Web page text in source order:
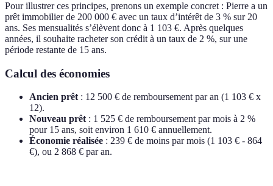
Pour illustrer ces principes, prenons un exemple concret : Pierre a un
prêt immobilier de 200 000 € avec un taux d’intérêt de 3 % sur 20
ans. Ses mensualités s’élèvent donc à 1 103 €. Après quelques
années, il souhaite racheter son crédit à un taux de 2 %, sur une
période restante de 15 ans.
Calcul des économies
Ancien prêt: 12 500 € de remboursement par an (1 103 € x
12).
Nouveau prêt: 1 525 € de remboursement par mois à 2 %
pour 15 ans, soit environ 1 610 € annuellement.
Économie réalisée : 239 € de moins par mois (1 103 € - 864
€), ou 2 868 € par an.